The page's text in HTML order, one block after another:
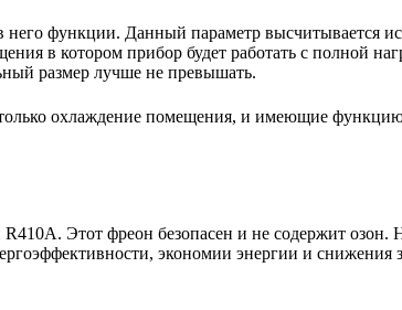
функции. Данный параметр высчитывается
в котором прибор будет работать с полной
размер лучше не превышать.
охлаждение помещения, и имеющие функцию
Этот фреон безопасен и не содержит
экономии энергии и снижения